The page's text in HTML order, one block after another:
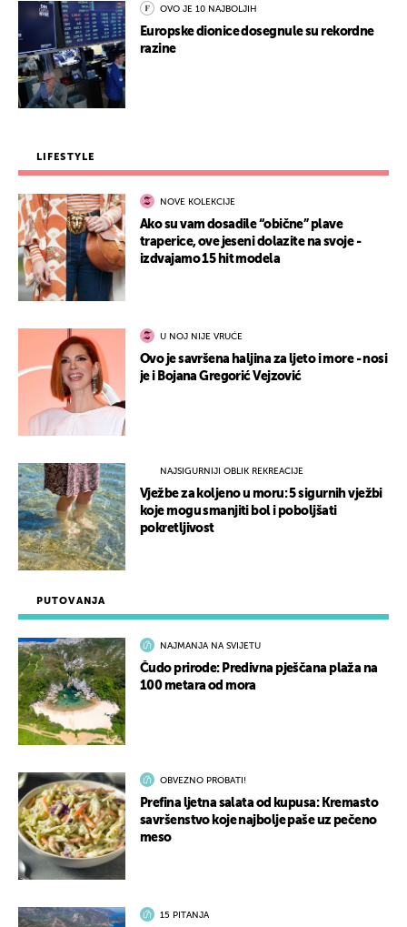
PUTOVANJA
NAJMANJA NA SVIJETU
Čudo prirode: Predivna pješčana plaža na
100 metara od mora
OBVEZNO PROBATI!
Prefina ljetna salata od kupusa: Kremasto
savršenstvo koje najbolje paše uz pečeno
meso
15 PITANJA
OVO JE 10 NAJBOLJIH
Europske dionice dosegnule su rekordne
razine
LIFESTYLE
NOVE KOLEKCIJE
Ako su vam dosadile “obične” plave
traperice, ove jeseni dolazite na svoje -
izdvajamo 15 hit modela
U NOJ NIJE VRUĆE
Ovo je savršena haljina za ljeto i more - nosi
je i Bojana Gregorić Vejzović
NAJSIGURNIJI OBLIK REKREACIJE
Vježbe za koljeno u moru: 5 sigurnih vježbi
koje mogu smanjiti bol i poboljšati
pokretljivost